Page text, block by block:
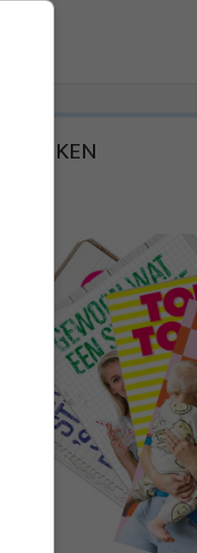
BOEKEN